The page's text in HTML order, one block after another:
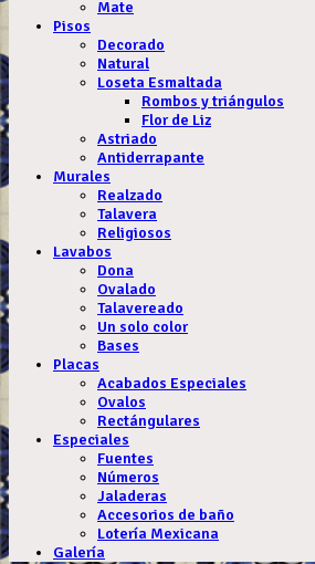
Mate
Pisos
Decorado
Natural
Loseta Esmaltada
Rombos y triángulos
Flor de Liz
Astriado
Antiderrapante
Murales
Realzado
Talavera
Religiosos
Lavabos
Dona
Ovalado
Talavereado
Un solo color
Bases
Placas
Acabados Especiales
Ovalos
Rectángulares
Especiales
Fuentes
Números
Jaladeras
Accesorios de baño
Lotería Mexicana
Galería